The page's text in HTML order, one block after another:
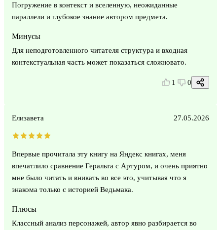
Погружение в контекст и вселенную, неожиданные
параллели и глубокое знание автором предмета.
Минусы
Для неподготовленного читателя структура и входная
контекстуальная часть может показаться сложновато.
1 0
Елизавета 27.05.2026
Впервые прочитала эту книгу на Яндекс книгах, меня
впечатлило сравнение Геральта с Артуром, и очень приятно
мне было читать и вникать во все это, учитывая что я
знакома только с историей Ведьмака.
Плюсы
Классный анализ персонажей, автор явно разбирается во